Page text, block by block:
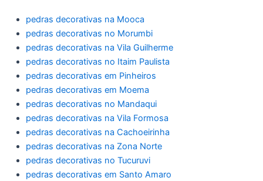
pedras decorativas na Mooca
pedras decorativas no Morumbi
pedras decorativas na Vila Guilherme
pedras decorativas no Itaim Paulista
pedras decorativas em Pinheiros
pedras decorativas em Moema
pedras decorativas no Mandaqui
pedras decorativas na Vila Formosa
pedras decorativas na Cachoeirinha
pedras decorativas na Zona Norte
pedras decorativas no Tucuruvi
pedras decorativas em Santo Amaro